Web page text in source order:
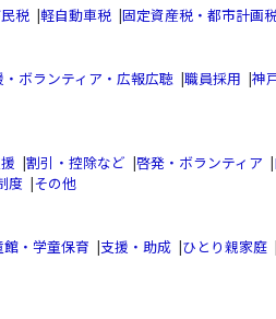
税 |軽自動車税 |固定資産税・都市計画
ボランティア・広報広聴 |職員採用 |神
|割引・控除など |啓発・ボランティア |
度 |その他
館・学童保育 |支援・助成 |ひとり親家庭 |